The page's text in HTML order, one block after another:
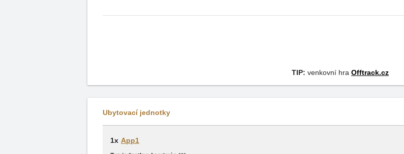
TIP: venkovní hra Offtrack.cz
Ubytovací jednotky
1x App1